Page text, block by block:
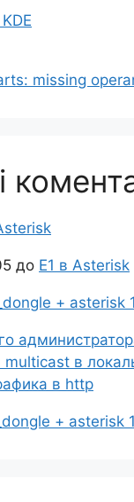
missing
до Е1 в Asterisk
+ asterisk
в
в http
+ asterisk